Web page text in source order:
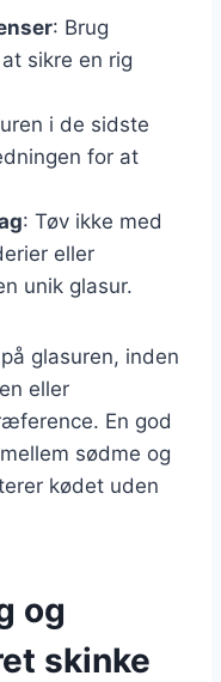
: Brug
sikre en rig
i de sidste
for at
: Tøv ikke med
eller
unik glasur.
glasuren, inden
eller
En god
sødme og
kødet uden
og
skinke